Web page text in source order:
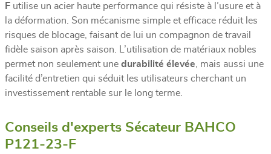
F utilise un acier haute performance qui résiste à l’usure et à
la déformation. Son mécanisme simple et efficace réduit les
risques de blocage, faisant de lui un compagnon de travail
fidèle saison après saison. L’utilisation de matériaux nobles
permet non seulement une durabilité élevée , mais aussi une
facilité d’entretien qui séduit les utilisateurs cherchant un
investissement rentable sur le long terme.
Conseils d'experts Sécateur BAHCO
P121-23-F